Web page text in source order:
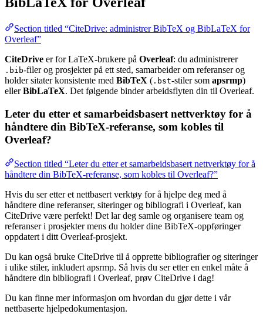
Section titled “CiteDrive: administrer BibTeX og BibLaTeX for
Overleaf”
CiteDrive er for LaTeX-brukere på Overleaf: du administrerer
.bib-filer og prosjekter på ett sted, samarbeider om referanser og
holder sitater konsistente med BibTeX ( .bst-stiler som apsrmp)
ellerBibLaTeX. Det følgende binder arbeidsflyten din til Overleaf.
Leter du etter et samarbeidsbasert nettverktøy for å
håndtere din BibTeX-referanse, som kobles til
Overleaf?
Section titled “Leter du etter et samarbeidsbasert nettverktøy for å
håndtere din BibTeX-referanse, som kobles til Overleaf?”
Hvis du ser etter et nettbasert verktøy for å hjelpe deg med å
håndtere dine referanser, siteringer og bibliografi i Overleaf, kan
CiteDrive være perfekt! Det lar deg samle og organisere team og
referanser i prosjekter mens du holder dine BibTeX-oppføringer
oppdatert i ditt Overleaf-prosjekt.
Du kan også bruke CiteDrive til å opprette bibliografier og siteringer
i ulike stiler, inkludert apsrmp. Så hvis du ser etter en enkel måte å
håndtere din bibliografi i Overleaf, prøv CiteDrive i dag!
Du kan finne mer informasjon om hvordan du gjør dette i vår
nettbaserte hjelpedokumentasjon.